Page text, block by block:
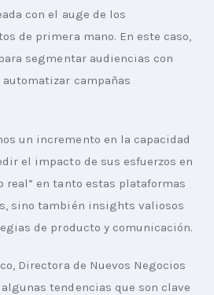
con el auge de los
de primera mano. En este caso,
segmentar audiencias con
campañas
un incremento en la capacidad
el impacto de sus esfuerzos en
real” en tanto estas plataformas
sino también insights valiosos
de producto y comunicación.
Directora de Nuevos Negocios
tendencias que son clave